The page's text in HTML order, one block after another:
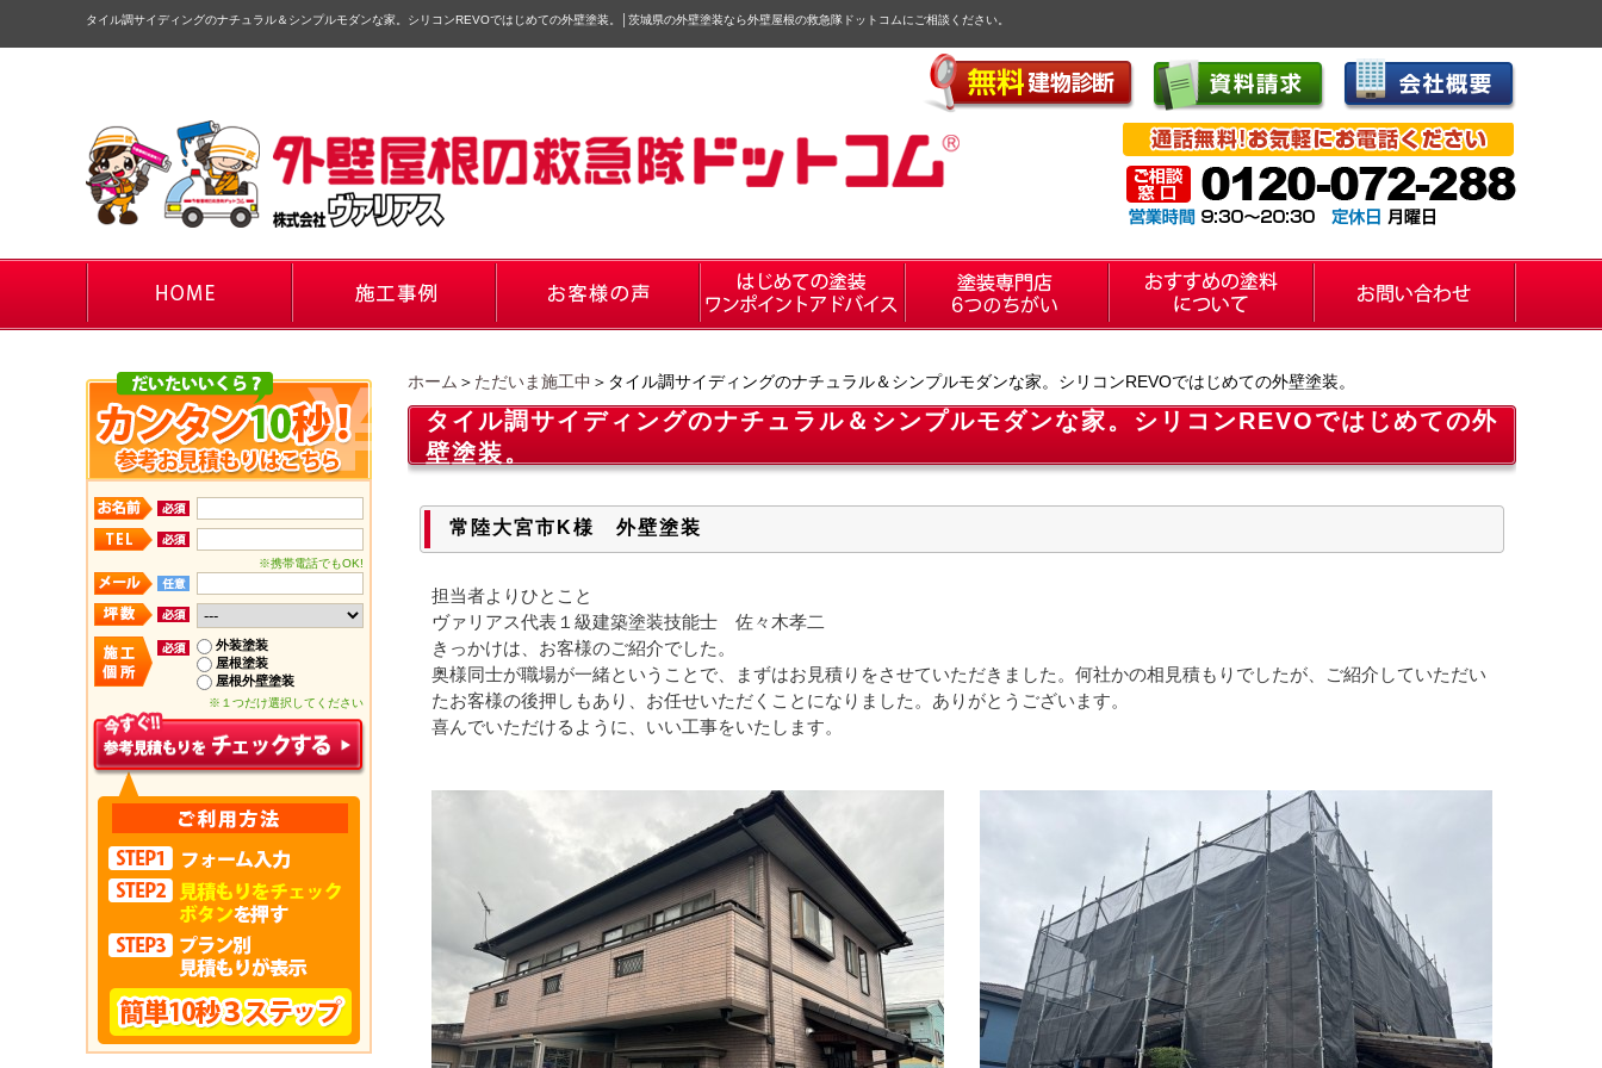
タイル調サイディングのナチュラル＆シンプルモダンな家。シリコンREVOではじめての外壁塗装。 茨城県の外壁塗装なら外壁屋根の救急隊ドットコムにご相談ください。
ホーム ＞ ただいま施工中 ＞タイル調サイディングのナチュラル＆シンプルモダンな家。シリコンREVOではじめての外壁塗装。
タイル調サイディングのナチュラル＆シンプルモダンな家。シリコンREVOではじめての外
壁塗装。
常陸大宮市K様 外壁塗装
担当者よりひとこと
ヴァリアス代表１級建築塗装技能士 佐々木孝二
きっかけは、お客様のご紹介でした。
奥様同士が職場が一緒ということで、まずはお見積りをさせていただきました。何社かの相見積もりでしたが、ご紹介していただい
たお客様の後押しもあり、お任せいただくことになりました。ありがとうございます。
喜んでいただけるように、いい工事をいたします。
※携帯電話でもOK!
外装塗装
屋根塗装
屋根外壁塗装
※１つだけ選択してください